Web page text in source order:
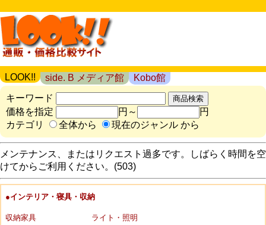
LOOK!! side. B メディア館
Kobo館
キーワード
価格を指定
円～
円
カテゴリ
全体から 現在のジャンル から
メンテナンス、またはリクエスト過多です。しばらく時間を空
けてからご利用ください。(503)
●インテリア・寝具・収納
収納家具
ライト・照明